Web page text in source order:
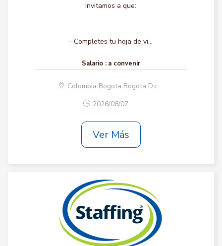
invitamos a que:
- Completes tu hoja de vi...
Salario : a convenir
Colombia Bogota Bogota D.c.
2026/08/07
Ver Más